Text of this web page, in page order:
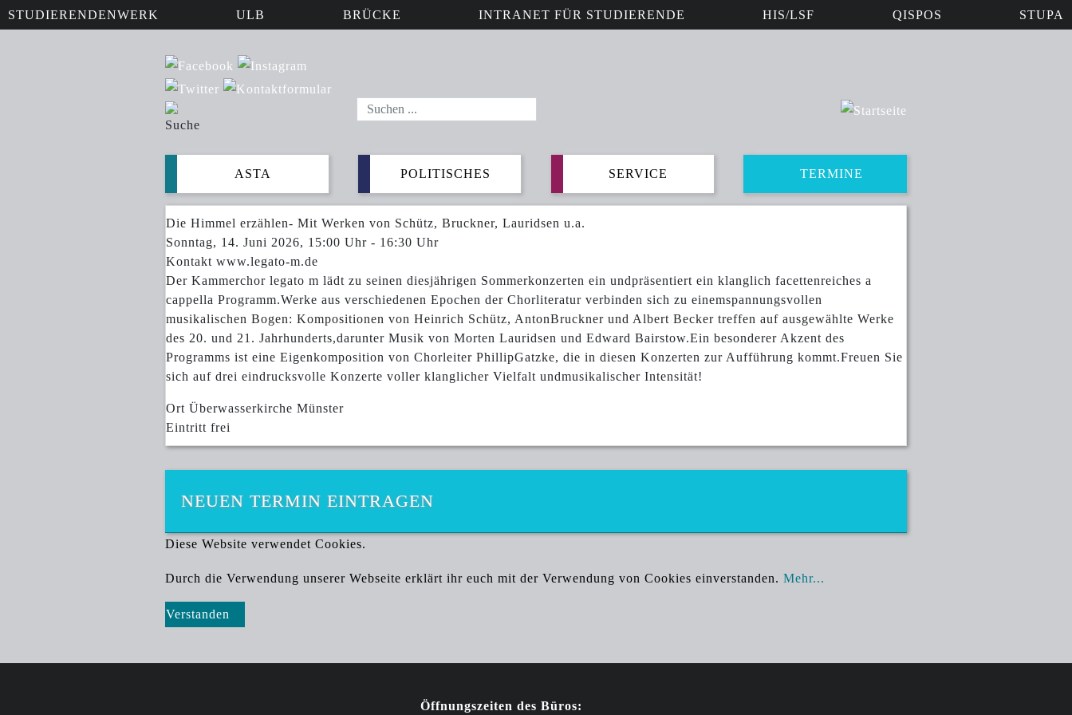
STUDIERENDENWERK ULB BRÜCKE INTRANET FÜR STUDIERENDE HIS/LSF QISPOS STUPA
ASTA POLITISCHES SERVICE TERMINE
Die Himmel erzählen- Mit Werken von Schütz, Bruckner, Lauridsen u.a.
Sonntag, 14. Juni 2026, 15:00 Uhr - 16:30 Uhr
Kontakt www.legato-m.de
Der Kammerchor legato m lädt zu seinen diesjährigen Sommerkonzerten ein undpräsentiert ein klanglich facettenreiches a
cappella Programm.Werke aus verschiedenen Epochen der Chorliteratur verbinden sich zu einemspannungsvollen
musikalischen Bogen: Kompositionen von Heinrich Schütz, AntonBruckner und Albert Becker treffen auf ausgewählte Werke
des 20. und 21. Jahrhunderts,darunter Musik von Morten Lauridsen und Edward Bairstow.Ein besonderer Akzent des
Programms ist eine Eigenkomposition von Chorleiter PhillipGatzke, die in diesen Konzerten zur Aufführung kommt.Freuen Sie
sich auf drei eindrucksvolle Konzerte voller klanglicher Vielfalt undmusikalischer Intensität!
Ort Überwasserkirche Münster
Eintritt frei
NEUEN TERMIN EINTRAGEN
Diese Website verwendet Cookies.
Durch die Verwendung unserer Webseite erklärt ihr euch mit der Verwendung von Cookies einverstanden. Mehr...
Verstanden
Öffnungszeiten des Büros: